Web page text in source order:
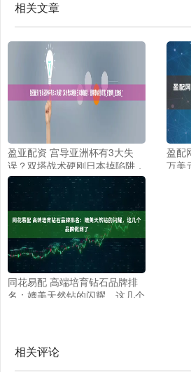
相关文章
盈亚配资 宫导亚洲杯有3大失
误？双塔战术硬刚日本掉陷阱，
重用李缘是败笔_宫鲁鸣_主教
练_1
盈配
万美
同花易配 高端培育钻石品牌排
名：媲美天然钻的闪耀，这几个
相关评论